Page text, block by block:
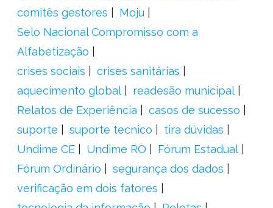
comitês gestores
Moju
Selo Nacional Compromisso com a
Alfabetização
crises sociais
crises sanitárias
aquecimento global
readesão municipal
Relatos de Experiência
casos de sucesso
suporte
suporte tecnico
tira dúvidas
Undime CE
Undime RO
Fórum Estadual
Fórum Ordinário
segurança dos dados
verificação em dois fatores